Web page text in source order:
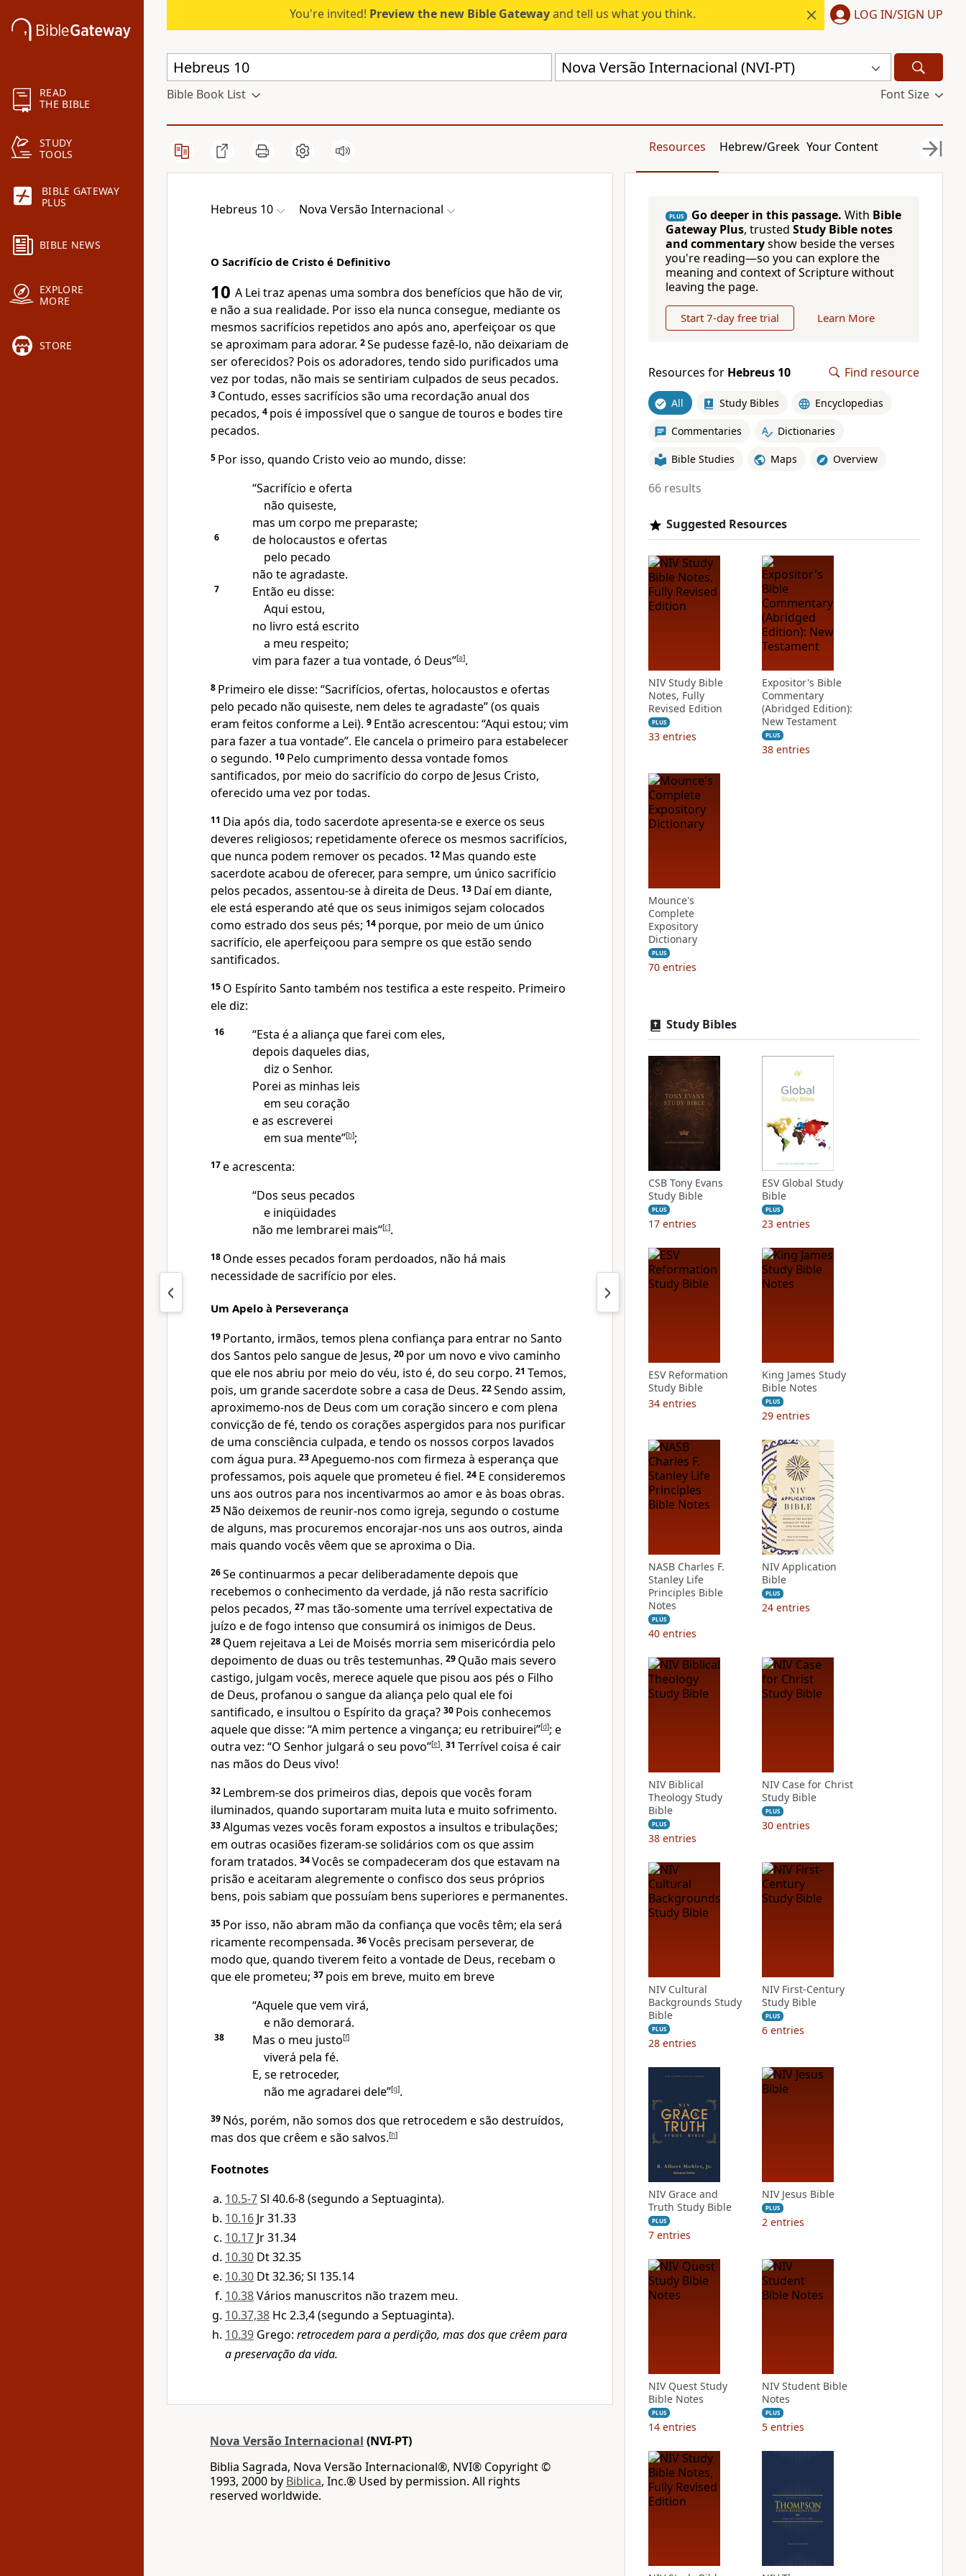
READ
THE BIBLE
STUDY
TOOLS
BIBLE GATEWAY
PLUS
BIBLE NEWS
EXPLORE
MORE
STORE
You're invited! Preview the new Bible Gatewayand tell us what you think. LOG IN/SIGN UP
Nova Versão Internacional (NVI-PT)
Bible Book List Font Size
Resources Hebrew/Greek Your Content
Hebreus 10 Nova Versão Internacional
O Sacrifício de Cristo é Definitivo
10 A Lei traz apenas uma sombra dos benefícios que hão de vir,
e não a sua realidade. Por isso ela nunca consegue, mediante os
mesmos sacrifícios repetidos ano após ano, aperfeiçoar os que
se aproximam para adorar. 2Se pudesse fazê-lo, não deixariam de
ser oferecidos? Pois os adoradores, tendo sido purificados uma
vez por todas, não mais se sentiriam culpados de seus pecados.
3 Contudo, esses sacrifícios são uma recordação anual dos
pecados, 4 pois é impossível que o sangue de touros e bodes tire
pecados.
5 Por isso, quando Cristo veio ao mundo, disse:
“Sacrifício e oferta
não quiseste,
mas um corpo me preparaste;
6
de holocaustos e ofertas
pelo pecado
não te agradaste.
7
Então eu disse:
Aqui estou,
no livro está escrito
a meu respeito;
vim para fazer a tua vontade, ó Deus”[a].
8 Primeiro ele disse: “Sacrifícios, ofertas, holocaustos e ofertas
pelo pecado não quiseste, nem deles te agradaste” (os quais
eram feitos conforme a Lei). 9 Então acrescentou: “Aqui estou; vim
para fazer a tua vontade”. Ele cancela o primeiro para estabelecer
o segundo. 10 Pelo cumprimento dessa vontade fomos
santificados, por meio do sacrifício do corpo de Jesus Cristo,
oferecido uma vez por todas.
11 Dia após dia, todo sacerdote apresenta-se e exerce os seus
deveres religiosos; repetidamente oferece os mesmos sacrifícios,
que nunca podem remover os pecados. 12 Mas quando este
sacerdote acabou de oferecer, para sempre, um único sacrifício
pelos pecados, assentou-se à direita de Deus. 13 Daí em diante,
ele está esperando até que os seus inimigos sejam colocados
como estrado dos seus pés; 14 porque, por meio de um único
sacrifício, ele aperfeiçoou para sempre os que estão sendo
santificados.
15 O Espírito Santo também nos testifica a este respeito. Primeiro
ele diz:
16
“Esta é a aliança que farei com eles,
depois daqueles dias,
diz o Senhor.
Porei as minhas leis
em seu coração
e as escreverei
em sua mente”[b];
17e acrescenta:
“Dos seus pecados
e iniqüidades
não me lembrarei mais”[c].
18 Onde esses pecados foram perdoados, não há mais
necessidade de sacrifício por eles.
Um Apelo à Perseverança
19 Portanto, irmãos, temos plena confiança para entrar no Santo
dos Santos pelo sangue de Jesus, 20 por um novo e vivo caminho
que ele nos abriu por meio do véu, isto é, do seu corpo. 21 Temos,
pois, um grande sacerdote sobre a casa de Deus. 22Sendo assim,
aproximemo-nos de Deus com um coração sincero e com plena
convicção de fé, tendo os corações aspergidos para nos purificar
de uma consciência culpada, e tendo os nossos corpos lavados
com água pura. 23Apeguemo-nos com firmeza à esperança que
professamos, pois aquele que prometeu é fiel. 24 E consideremos
uns aos outros para nos incentivarmos ao amor e às boas obras.
25 Não deixemos de reunir-nos como igreja, segundo o costume
de alguns, mas procuremos encorajar-nos uns aos outros, ainda
mais quando vocês vêem que se aproxima o Dia.
26Se continuarmos a pecar deliberadamente depois que
recebemos o conhecimento da verdade, já não resta sacrifício
pelos pecados, 27 mas tão-somente uma terrível expectativa de
juízo e de fogo intenso que consumirá os inimigos de Deus.
28 Quem rejeitava a Lei de Moisés morria sem misericórdia pelo
depoimento de duas ou três testemunhas. 29 Quão mais severo
castigo, julgam vocês, merece aquele que pisou aos pés o Filho
de Deus, profanou o sangue da aliança pelo qual ele foi
santificado, e insultou o Espírito da graça? 30 Pois conhecemos
aquele que disse: “A mim pertence a vingança; eu retribuirei”[d]; e
outra vez: “O Senhor julgará o seu povo”[e]. 31 Terrível coisa é cair
nas mãos do Deus vivo!
32 Lembrem-se dos primeiros dias, depois que vocês foram
iluminados, quando suportaram muita luta e muito sofrimento.
33Algumas vezes vocês foram expostos a insultos e tribulações;
em outras ocasiões fizeram-se solidários com os que assim
foram tratados. 34Vocês se compadeceram dos que estavam na
prisão e aceitaram alegremente o confisco dos seus próprios
bens, pois sabiam que possuíam bens superiores e permanentes.
35 Por isso, não abram mão da confiança que vocês têm; ela será
ricamente recompensada. 36Vocês precisam perseverar, de
modo que, quando tiverem feito a vontade de Deus, recebam o
que ele prometeu; 37 pois em breve, muito em breve
“Aquele que vem virá,
e não demorará.
38 Mas o meu justo[f]
viverá pela fé.
E, se retroceder,
não me agradarei dele”[g].
39 Nós, porém, não somos dos que retrocedem e são destruídos,
mas dos que crêem e são salvos.[h]
Footnotes
10.5-7Sl 40.6-8 (segundo a Septuaginta).
10.16 Jr 31.33
10.17 Jr 31.34
10.30 Dt 32.35
10.30 Dt 32.36; Sl 135.14
10.38Vários manuscritos não trazem meu.
10.37,38 Hc 2.3,4 (segundo a Septuaginta).
10.39 Grego: retrocedem para a perdição, mas dos que crêem para
a preservação da vida.
Nova Versão Internacional (NVI-PT)
Biblia Sagrada, Nova Versão Internacional®, NVI® Copyright ©
1993, 2000 by Biblica, Inc.® Used by permission. All rights
reserved worldwide.
PLUS Go deeper in this passage. With Bible
Gateway Plus, trusted Study Bible notes
and commentaryshow beside the verses
you're reading—so you can explore the
meaning and context of Scripture without
leaving the page.
Start 7-day free trial Learn More
Resources for Hebreus 10 Find resource
All Study Bibles Encyclopedias
Commentaries Dictionaries
Bible Studies Maps Overview
66 results
Suggested Resources
NIV Study Bible
Notes, Fully
Revised Edition
PLUS
33 entries
Expositor's Bible
Commentary
(Abridged Edition):
New Testament
PLUS
38 entries
Mounce's
Complete
Expository
Dictionary
PLUS
70 entries
Study Bibles
CSB Tony Evans
Study Bible
PLUS
17 entries
ESV Global Study
Bible
PLUS
23 entries
ESV Reformation
Study Bible
34 entries
King James Study
Bible Notes
PLUS
29 entries
NASB Charles F.
Stanley Life
Principles Bible
Notes
PLUS
40 entries
NIV Application
Bible
PLUS
24 entries
NIV Biblical
Theology Study
Bible
PLUS
38 entries
NIV Case for Christ
Study Bible
PLUS
30 entries
NIV Cultural
Backgrounds Study
Bible
PLUS
28 entries
NIV First-Century
Study Bible
PLUS
6 entries
NIV Grace and
Truth Study Bible
PLUS
7 entries
NIV Jesus Bible
PLUS
2 entries
NIV Quest Study
Bible Notes
PLUS
14 entries
NIV Student Bible
Notes
PLUS
5 entries